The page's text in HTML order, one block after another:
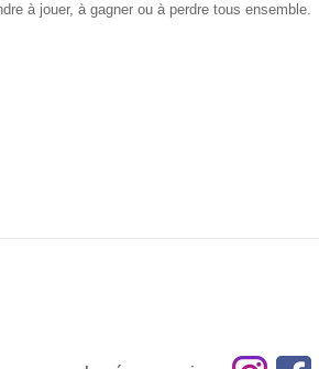
à jouer, à gagner ou à perdre tous ensemble.